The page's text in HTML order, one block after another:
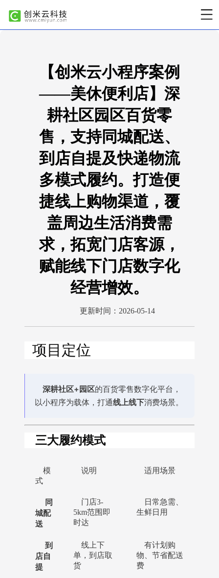
【创米云小程序案例
——美休便利店】深
耕社区园区百货零
售，支持同城配送、
到店自提及快递物流
多模式履约。打造便
捷线上购物渠道，覆
盖周边生活消费需
求，拓宽门店客源，
赋能线下门店数字化
经营增效。
更新时间：2026-05-14
项目定位
深耕社区+园区的百货零售数字化平台，
以小程序为载体，打通线上线下消费场景。
三大履约模式
模
式
说明 适用场景
同
城配
送
门店3-
5km范围即
时达
日常急需、
生鲜日用
到
店自
提
线上下
单，到店取
货
有计划购
物、节省配送
费